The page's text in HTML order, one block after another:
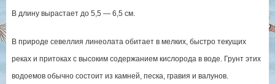
В длину вырастает до 5,5 — 6,5 см.
В природе севеллия линеолата обитает в мелких, быстро текущих
реках и притоках с высоким содержанием кислорода в воде. Грунт этих
водоемов обычно состоит из камней, песка, гравия и валунов.